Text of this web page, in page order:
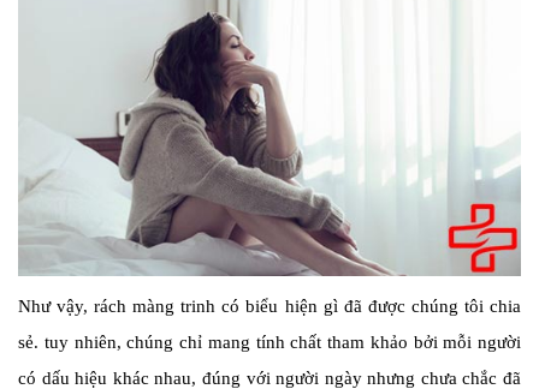
Như vậy, rách màng trinh có biểu hiện gì đã được chúng tôi chia
sẻ. tuy nhiên, chúng chỉ mang tính chất tham khảo bởi mỗi người
có dấu hiệu khác nhau, đúng với người ngày nhưng chưa chắc đã